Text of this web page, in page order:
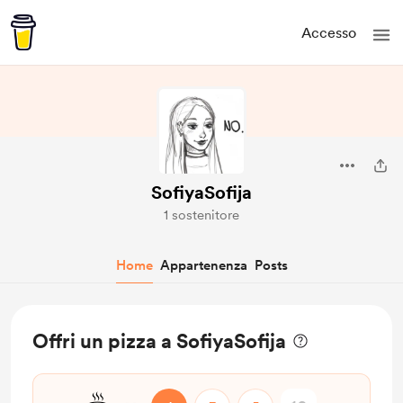
Accesso
SofiyaSofija
1 sostenitore
Home Appartenenza Posts
Offri un pizza a SofiyaSofija